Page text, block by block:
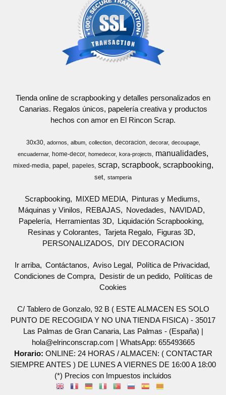
Tienda online de scrapbooking y detalles personalizados en
Canarias. Regalos únicos, papelería creativa y productos
hechos con amor en El Rincon Scrap.
30x30 adornos album collection decoracion decorar
decoupage
encuadernar
home-decor homedecor kora-projects manualidades
mixed-media papel papeles scrap scrapbook scrapbooking
set stamperia
Scrapbooking MIXED MEDIA
Pinturas y Mediums
Máquinas y Vinilos
REBAJAS Novedades
NAVIDAD
Papelería
Herramientas 3D
Liquidación Scrapbooking
Resinas y Colorantes
Tarjeta Regalo
Figuras 3D
PERSONALIZADOS
DIY DECORACION
Ir arriba Contáctanos Aviso Legal
Política de Privacidad
Condiciones de Compra
Desistir de un pedido
Políticas de
Cookies
C/ Tablero de Gonzalo, 92 B ( ESTE ALMACEN ES SOLO
PUNTO DE RECOGIDA Y NO UNA TIENDA FISICA) - 35017
Las Palmas de Gran Canaria, Las Palmas - (España) |
hola@elrinconscrap.com | WhatsApp: 655493665
Horario: ONLINE: 24 HORAS / ALMACEN: ( CONTACTAR
SIEMPRE ANTES ) DE LUNES A VIERNES DE 16:00 A 18:00
(*) Precios con Impuestos incluidos